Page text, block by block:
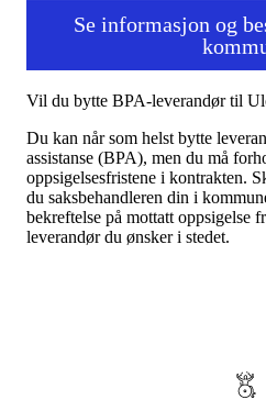
Se informasjon og
Vil du bytte BPA-leverandør til
Du kan når som helst bytte
assistanse (BPA), men du må
oppsigelsesfristene i kontrakten.
du saksbehandleren din i
bekreftelse på mottatt oppsigelse
leverandør du ønsker i stedet.